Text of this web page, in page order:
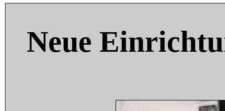
Neue